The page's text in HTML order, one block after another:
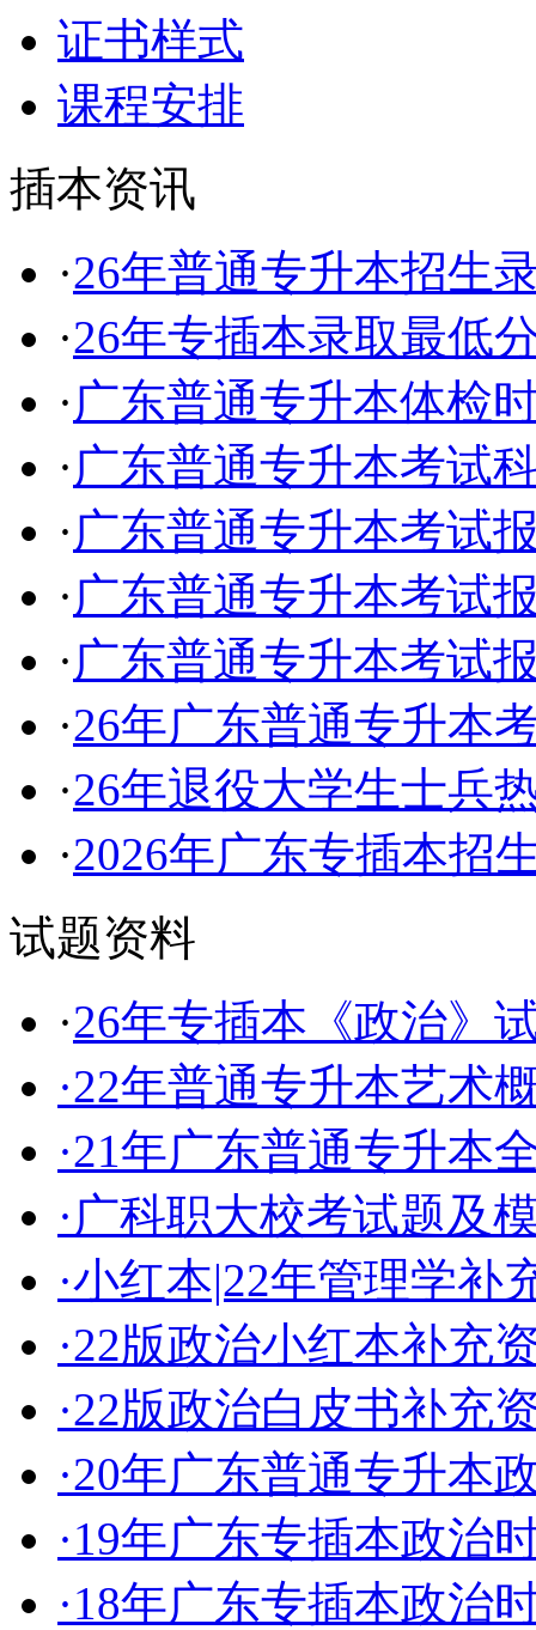
证书样式
课程安排
插本资讯
·26年普通专升本招生
·26年专插本录取最低
·广东普通专升本体检
·广东普通专升本考试
·广东普通专升本考试
·广东普通专升本考试
·广东普通专升本考试
·26年广东普通专升本
·26年退役大学生士兵
·2026年广东专插本招
试题资料
·26年专插本《政治》
·22年普通专升本艺术
·21年广东普通专升本
·广科职大校考试题及
·小红本|22年管理学补
·22版政治小红本补充
·22版政治白皮书补充
·20年广东普通专升本
·19年广东专插本政治
·18年广东专插本政治